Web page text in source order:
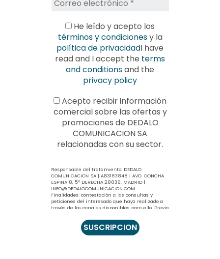
He leído y acepto los
términos y condicionesy la
política de privacidadI have
read and I accept the terms
and conditionsand the
privacy policy
Acepto recibir información
comercial sobre las ofertas y
promociones de DEDALO
COMUNICACION SA
relacionadas con su sector.
Responsable del tratamiento: DEDALO
COMUNICACION SA | A83183848 | AVD. CONCHA
ESPINA 8, 5º DERECHA 28036, MADRID |
INFO@DEDALOCOMUNICACION.COM
Finalidades: contestación a las consultas y
peticiones del interesado que haya realizado a
través de los canales disponibles para ello. Previa
podrá enviar información comercial relacionada
con nuestro sector.
Legitimación: contestación a sus consultas, el